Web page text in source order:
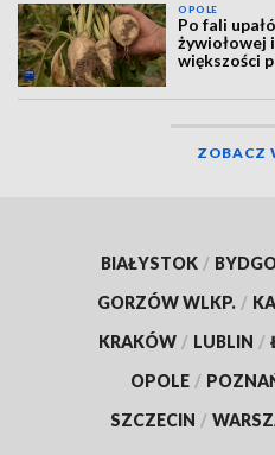
OPOLE
Po fali
żywiołowej
większości
ZOBACZ
BIAŁYSTOK /
GORZÓW WLKP. /
KRAKÓW / LUBLIN /
OPOLE /
SZCZECIN /